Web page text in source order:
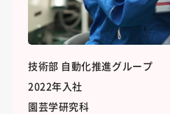
技術部 自動化推進グループ
2022年入社
園芸学研究科